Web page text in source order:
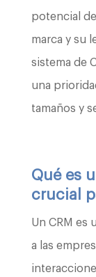
potencial
marca y su
sistema de
una
tamaños y
Qué es
crucial
Un CRM es
a las